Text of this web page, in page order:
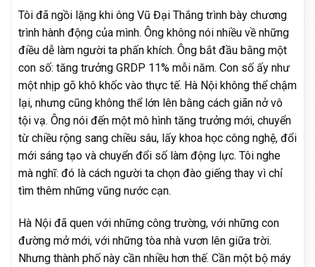
Tôi đã ngồi lặng khi ông Vũ Đại Thắng trình bày chương
trình hành động của mình. Ông không nói nhiều về những
điều dễ làm người ta phấn khích. Ông bắt đầu bằng một
con số: tăng trưởng GRDP 11% mỗi năm. Con số ấy như
một nhịp gõ khô khốc vào thực tế. Hà Nội không thể chậm
lại, nhưng cũng không thể lớn lên bằng cách giãn nở vô
tội vạ. Ông nói đến một mô hình tăng trưởng mới, chuyển
từ chiều rộng sang chiều sâu, lấy khoa học công nghệ, đổi
mới sáng tạo và chuyển đổi số làm động lực. Tôi nghe
mà nghĩ: đó là cách người ta chọn đào giếng thay vì chỉ
tìm thêm những vũng nước cạn.
Hà Nội đã quen với những công trường, với những con
đường mở mới, với những tòa nhà vươn lên giữa trời.
Nhưng thành phố này cần nhiều hơn thế. Cần một bộ máy